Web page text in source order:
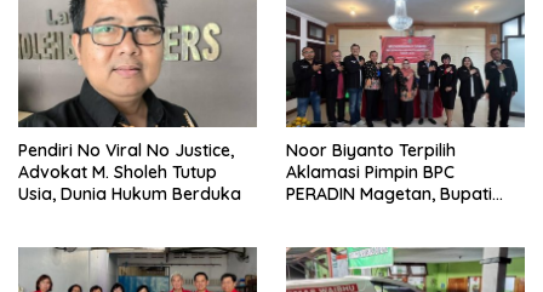
Pendiri No Viral No Justice,
Advokat M. Sholeh Tutup
Usia, Dunia Hukum Berduka
Noor Biyanto Terpilih
Aklamasi Pimpin BPC
PERADIN Magetan, Bupati